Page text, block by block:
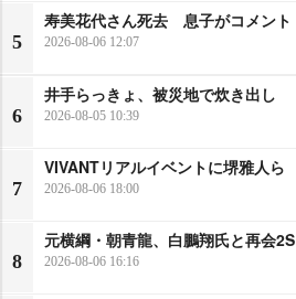
5
寿美花代さん死去 息子がコメント
2026-08-06 12:07
6
井手らっきょ、被災地で炊き出し
2026-08-05 10:39
7
VIVANTリアルイベントに堺雅人ら
2026-08-06 18:00
8
元横綱・朝青龍、白鵬翔氏と再会2S
2026-08-06 16:16